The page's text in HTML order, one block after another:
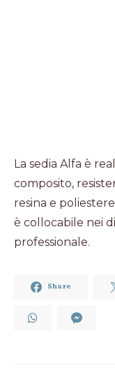
La sedia Alfa è
composito,
resina e
è collocabile nei
professionale.
Share